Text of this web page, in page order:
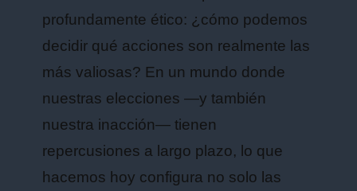
profundamente ético: ¿cómo podemos
decidir qué acciones son realmente las
más valiosas? En un mundo donde
nuestras elecciones —y también
nuestra inacción— tienen
repercusiones a largo plazo, lo que
hacemos hoy configura no solo las